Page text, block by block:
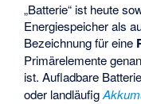
„Batterie“ ist heute
Energiespeicher als
Bezeichnung für eine
Primärelemente
ist. Aufladbare
oder landläufig